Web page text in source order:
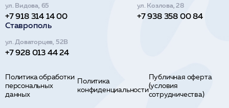
ул. Видова, 65
+7 918 314 14 00
ул. Козлова, 28
+7 938 358 00 84
Ставрополь
ул. Доваторцев, 52В
+7 928 013 44 24
Политика обработки
персональных
данных
Политика
конфиденциальности
Публичная оферта
(условия
сотрудничества)